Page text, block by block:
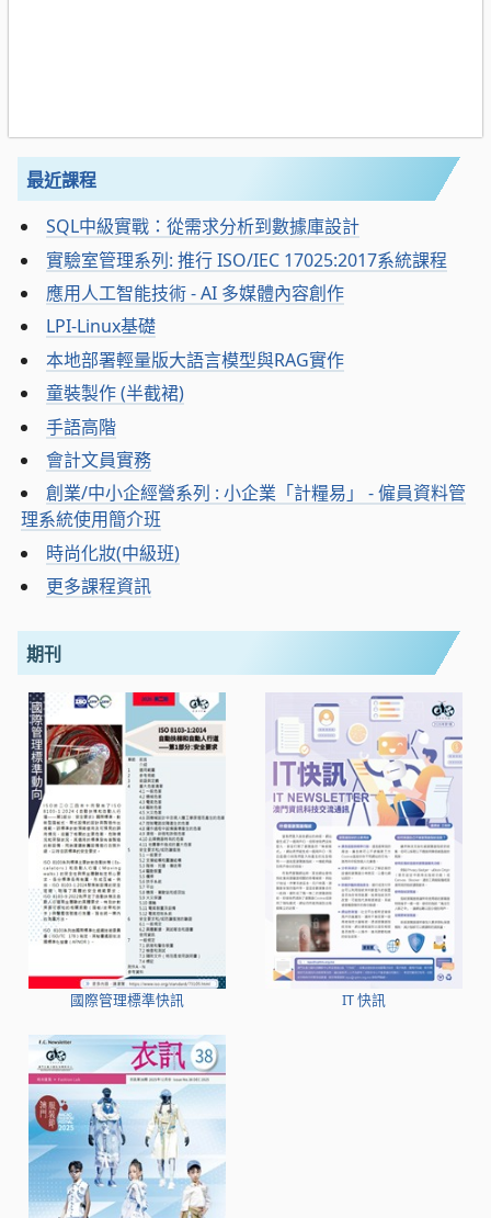
最近課程
SQL中級實戰：從需求分析到數據庫設計
實驗室管理系列: 推行 ISO/IEC 17025:2017系統課程
應用人工智能技術 - AI 多媒體內容創作
LPI-Linux基礎
本地部署輕量版大語言模型與RAG實作
童裝製作 (半截裙)
手語高階
會計文員實務
創業/中小企經營系列 : 小企業「計糧易」 - 僱員資料管
理系統使用簡介班
時尚化妝(中級班)
更多課程資訊
期刊
國際管理標準快訊 IT 快訊